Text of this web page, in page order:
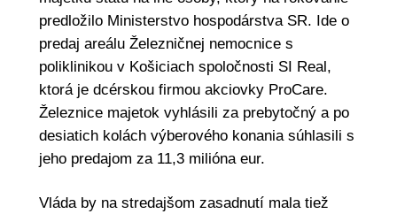
predložilo Ministerstvo hospodárstva SR. Ide o
predaj areálu Železničnej nemocnice s
poliklinikou v Košiciach spoločnosti SI Real,
ktorá je dcérskou firmou akciovky ProCare.
Železnice majetok vyhlásili za prebytočný a po
desiatich kolách výberového konania súhlasili s
jeho predajom za 11,3 milióna eur.
Vláda by na stredajšom zasadnutí mala tiež